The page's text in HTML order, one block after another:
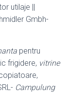
utilaje ||
Gmbh-
pentru
frigidere, vitrine
Campulung